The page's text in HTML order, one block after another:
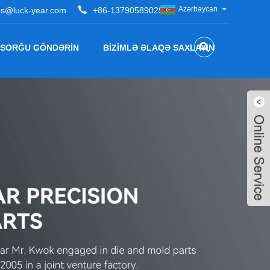
+86-13790589029
year.com Azərbaycan
SORĞU GÖNDƏRIN BIZIMLƏ ƏLAQƏ SAXLAYIN